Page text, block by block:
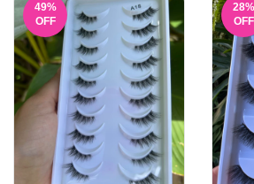
49%
OFF
28%
OFF